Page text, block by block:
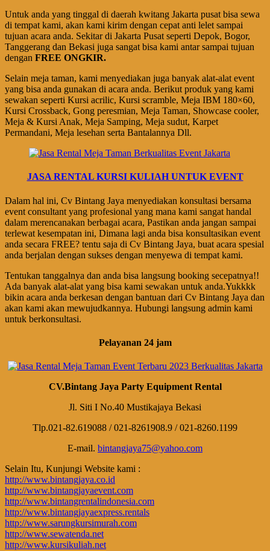
Untuk anda yang tinggal di daerah kwitang Jakarta pusat bisa sewa
di tempat kami, akan kami kirim dengan cepat anti lelet sampai
tujuan acara anda. Sekitar di Jakarta Pusat seperti Depok, Bogor,
Tanggerang dan Bekasi juga sangat bisa kami antar sampai tujuan
dengan FREE ONGKIR.
Selain meja taman, kami menyediakan juga banyak alat-alat event
yang bisa anda gunakan di acara anda. Berikut produk yang kami
sewakan seperti Kursi acrilic, Kursi scramble, Meja IBM 180×60,
Kursi Crossback, Gong peresmian, Meja Taman, Showcase cooler,
Meja & Kursi Anak, Meja Samping, Meja sudut, Karpet
Permandani, Meja lesehan serta Bantalannya Dll.
JASA RENTAL KURSI KULIAH UNTUK EVENT
Dalam hal ini, Cv Bintang Jaya menyediakan konsultasi bersama
event consultant yang profesional yang mana kami sangat handal
dalam merencanakan berbagai acara, Pastikan anda jangan sampai
terlewat kesempatan ini, Dimana lagi anda bisa konsultasikan event
anda secara FREE? tentu saja di Cv Bintang Jaya, buat acara spesial
anda berjalan dengan sukses dengan menyewa di tempat kami.
Tentukan tanggalnya dan anda bisa langsung booking secepatnya!!
Ada banyak alat-alat yang bisa kami sewakan untuk anda.Yukkkk
bikin acara anda berkesan dengan bantuan dari Cv Bintang Jaya dan
akan kami akan mewujudkannya. Hubungi langsung admin kami
untuk berkonsultasi.
Pelayanan 24 jam
CV.Bintang Jaya Party Equipment Rental
Jl. Siti I No.40 Mustikajaya Bekasi
Tlp.021-82.619088 / 021-8261908.9 / 021-8260.1199
E-mail. bintangjaya75@yahoo.com
Selain Itu, Kunjungi Website kami :
http://www.bintangjaya.co.id
http://www.bintangjayaevent.com
http://www.bintangrentalindonesia.com
http://www.bintangjayaexpress.rentals
http://www.sarungkursimurah.com
http://www.sewatenda.net
http://www.kursikuliah.net